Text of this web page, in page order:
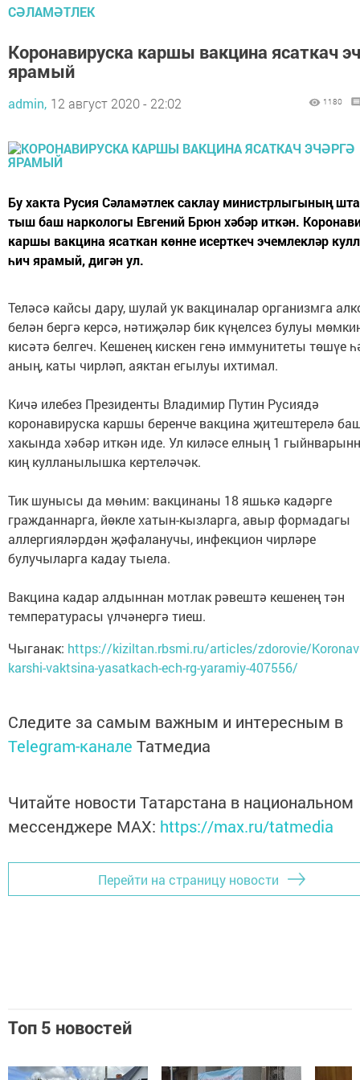
СӘЛАМӘТЛЕК
Коронавируска каршы вакцина ясаткач
ярамый
admin, 12 август 2020 - 22:02 1180
Бу хакта Русия Сәламәтлек саклау министрлыгының
тыш баш наркологы Евгений Брюн хәбәр иткән.
каршы вакцина ясаткан көнне исерткеч эчемлекләр
һич ярамый, дигән ул.
Теләсә кайсы дару, шулай ук вакциналар организмга
белән бергә керсә, нәтиҗәләр бик күңелсез булуы
кисәтә белгеч. Кешенең кискен генә иммунитеты төшүе
аның, каты чирләп, аяктан егылуы ихтимал.
Кичә илебез Президенты Владимир Путин Русиядә
коронавируска каршы беренче вакцина җитештерелә
хакында хәбәр иткән иде. Ул киләсе елның 1
киң кулланылышка кертеләчәк.
Тик шунысы да мөһим: вакцинаны 18 яшькә кадәрге
гражданнарга, йөкле хатын-кызларга, авыр формадагы
аллергияләрдән җәфаланучы, инфекцион чирләре
булучыларга кадау тыела.
Вакцина кадар алдыннан мотлак рәвештә кешенең тән
температурасы үлчәнергә тиеш.
Чыганак: https://kiziltan.rbsmi.ru/articles/zdorovie/
karshi-vaktsina-yasatkach-ech-rg-yaramiy-407556/
Следите за самым важным и интересным в
Telegram-канале Татмедиа
Читайте новости Татарстана в национальном
мессенджере MАХ: https://max.ru/tatmedia
Перейти на страницу новости
Топ 5 новостей